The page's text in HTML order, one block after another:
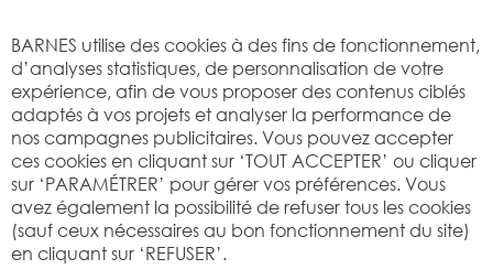
Rechercher un bien à
vendre dans nos agences
BARNES utilise des cookies à des fins de fonctionnement,
d’analyses statistiques, de personnalisation de votre
expérience, afin de vous proposer des contenus ciblés
adaptés à vos projets et analyser la performance de
nos campagnes publicitaires. Vous pouvez accepter
ces cookies en cliquant sur ‘TOUT ACCEPTER’ ou cliquer
sur ‘PARAMÉTRER’ pour gérer vos préférences. Vous
avez également la possibilité de refuser tous les cookies
(sauf ceux nécessaires au bon fonctionnement du site)
en cliquant sur ‘REFUSER’.